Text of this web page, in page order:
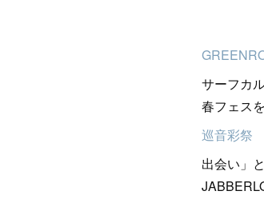
サーフカ
春フェス
巡音彩祭
出会い」